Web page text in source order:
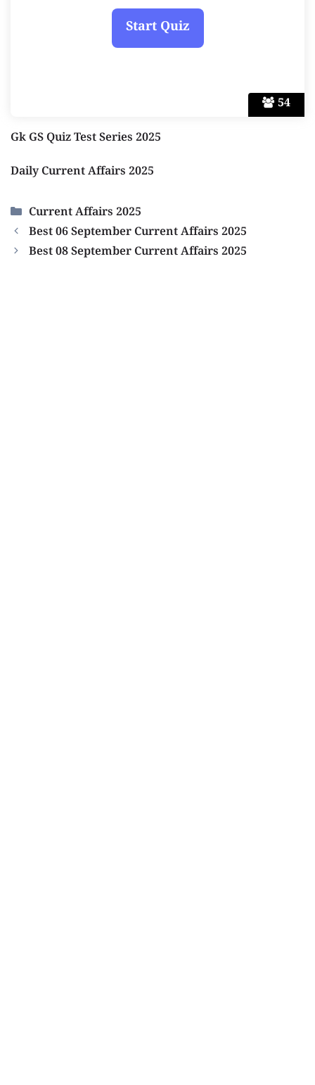
54
Gk GS Quiz Test Series 2025
Daily Current Affairs 2025
Categories
Current Affairs 2025
Best 06 September Current Affairs 2025
Best 08 September Current Affairs 2025